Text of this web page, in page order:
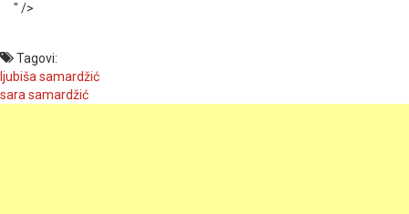
" />
Tagovi:
ljubiša samardžić
sara samardžić